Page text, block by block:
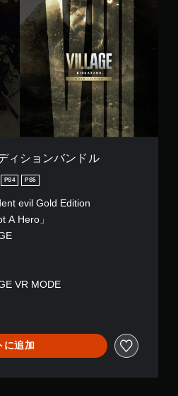
ィションバンドル
PS4 PS5
evil Gold Edition
A Hero」
VR MODE
に追加